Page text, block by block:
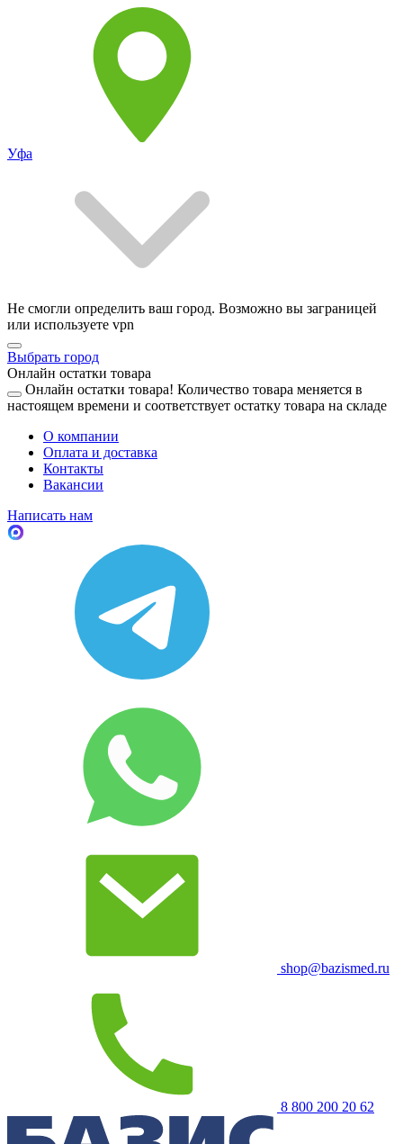
Уфа
Не смогли определить ваш город. Возможно вы заграницей
или используете vpn
Выбрать город
Онлайн остатки товара
Онлайн остатки товара! Количество товара меняется в
настоящем времени и соответствует остатку товара на складе
О компании
Оплата и доставка
Контакты
Вакансии
Написать нам
shop@bazismed.ru
8 800 200 20 62